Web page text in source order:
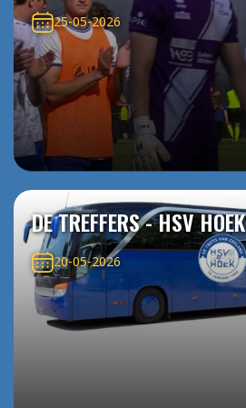
25-05-2026
DE TREFFERS - HSV HOEK
20-05-2026